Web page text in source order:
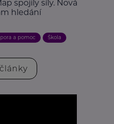
spojily síly. Nová
hledání
a pomoc Škola